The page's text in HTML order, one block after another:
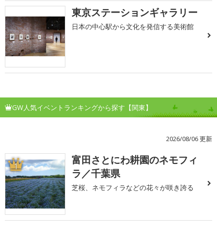
東京ステーションギャラリー
日本の中心駅から文化を発信する美術館
GW人気イベントランキングから探す【関東】
2026/08/06 更新
1
富田さとにわ耕園のネモフィ
ラ／千葉県
芝桜、ネモフィラなどの花々が咲き誇る